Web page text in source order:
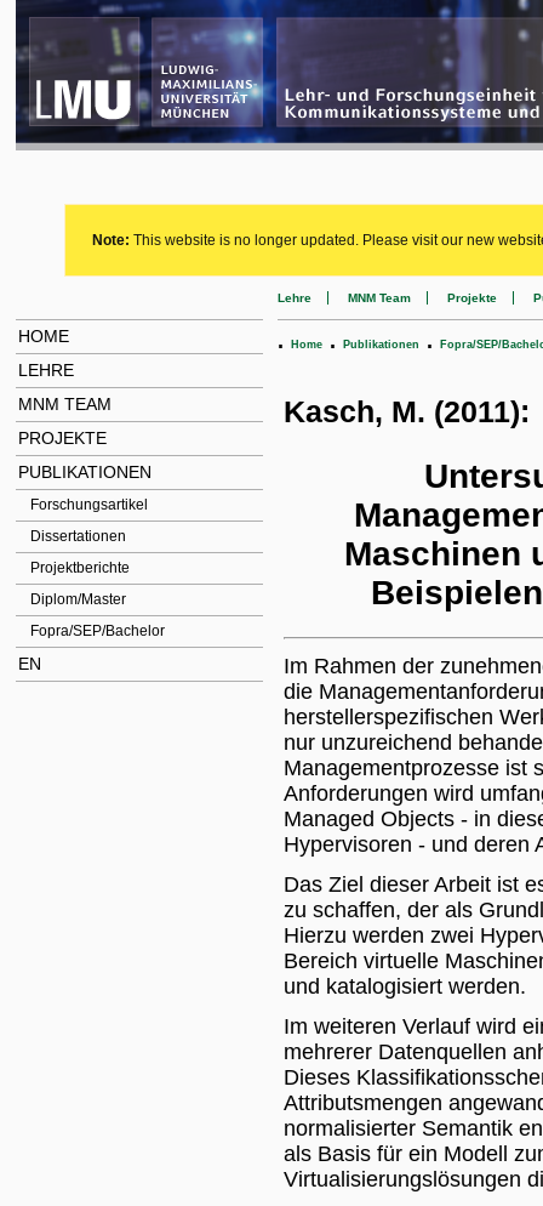
Note: This website is no longer updated. Please visit our new
HOME
LEHRE
MNM TEAM
PROJEKTE
PUBLIKATIONEN
Forschungsartikel
Dissertationen
Projektberichte
Diplom/Master
Fopra/SEP/Bachelor
EN
Lehre MNM Team Projekte
. Home . Publikationen . Fopra/SEP/
Kasch, M. (2011):
Maschinen
Im Rahmen der
die
herstellerspezifischen
nur unzureichend
Managementprozesse ist
Anforderungen wird
Managed Objects - in
Hypervisoren - und deren
Das Ziel dieser Arbeit ist
zu schaffen, der als
Hierzu werden zwei
Bereich virtuelle
und katalogisiert werden.
Im weiteren Verlauf wird
mehrerer Datenquellen
Dieses
Attributsmengen
normalisierter Semantik
als Basis für ein Modell
Virtualisierungslösungen